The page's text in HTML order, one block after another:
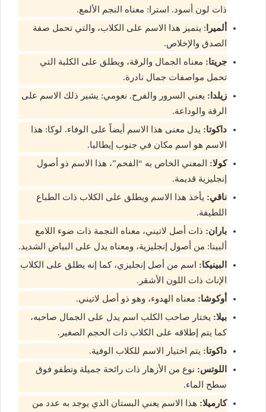
ذات لون أسود. استرا: معناه النجم الألمع.
ألميرا : يتميز هذا الاسم على الكلاب، والتي تحمل صفة
الصدق والإخلاص.
جريتا: معناه الجمال والرقة، ويطلق على الكلبة التي
تحمل مواصفات جمال نادرة.
زيلدا: يعني السرور والفرح. نعومي: يشير ذلك الاسم على
الرقة والوداعة.
داكوتا: يدل معنى هذا الاسم أيضاً على الوفاء. لوكا: هذا
الاسم هو اسم مكان في جنوب إيطاليا.
كولا: المعني الخاص به “الفحم”، هذا الاسم ذو أصول
إنجليزية قديمة.
ناقي: يأخذ هذا الاسم ويطلق على الكلاب ذات الطباع
اللطيفة.
باران: ذات أصل لاتيني، معناه النجمة ذات ضوء اللامع
ألبينا: من أصول إنجليزية، ومعناه يدل على البياض الشديد.
البينيكا: اسم من أصل إنجليزي، كما إنه يطلق على الكلاب
الإناث ذات اللون الأشقر.
أوكوشا: معناه الهدوء، وهو ذو أصل لاتيني.
بيلا: يختار صاحب الكلب اسم يدل على الجمال صاحبه،
كما يتم إطلاقه على الكلاب ذات الحجم الصغير.
داكوتا: يتم اختيار الاسم للكلاب الوفية.
اللوتس: نوع من الأزهار ذات رائحة جميلة وتطفو فوق
سطح الماء.
كارميلا: هذا الاسم يعني البستان الذي يوجد به عدد من